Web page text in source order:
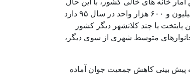
آمار مرکز آمار کشور از سرشماری نفوس و مسکن حکایت از افزایش خانه های خالی از ۱ میلیون و ۶۰۰ هزار واحد در سال ۹۰ به ۲ میلیون و ۶۰۰ هزار واحد در سال ۹۵ دارد
پایتخت یا چند کلانشهر دیگر کشور
متوسط شهری از سوی دیگر،
پیش بینی کاهش جمعیت جوان آماده